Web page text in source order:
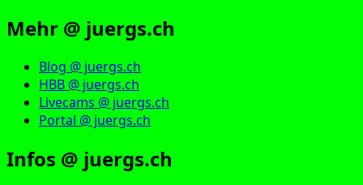
Mehr @ juergs.ch
Blog @ juergs.ch
HBB @ juergs.ch
Livecams @ juergs.ch
Portal @ juergs.ch
Infos @ juergs.ch